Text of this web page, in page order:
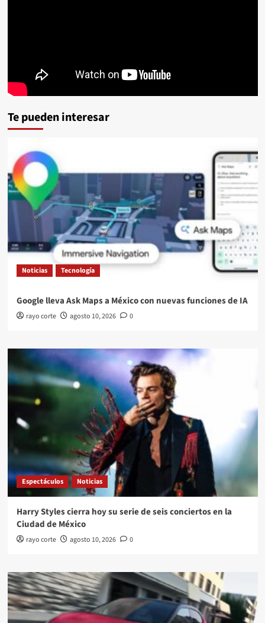
Te pueden interesar
Noticias Tecnología
Google lleva Ask Maps a México con nuevas funciones de IA
rayo corte agosto 10, 2026 0
Espectáculos Noticias
Harry Styles cierra hoy su serie de seis conciertos en la
Ciudad de México
rayo corte agosto 10, 2026 0